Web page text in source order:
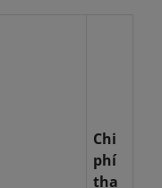
Chi
phí
tha